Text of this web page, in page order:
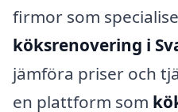
firmor som
köksrenovering i
jämföra priser och
en plattform som